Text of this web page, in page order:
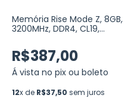
Memória Rise Mode Z, 8GB,
3200MHz, DDR4, CL19,
R$387,00
Á vista no pix ou boleto
12x de R$37,50 sem juros